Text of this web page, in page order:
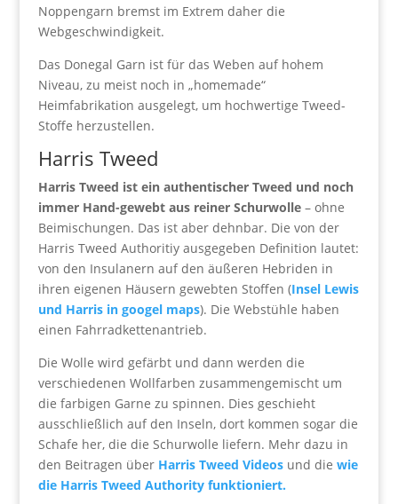
Noppengarn bremst im Extrem daher die
Webgeschwindigkeit.
Das Donegal Garn ist für das Weben auf hohem
Niveau, zu meist noch in „homemade“
Heimfabrikation ausgelegt, um hochwertige Tweed-
Stoffe herzustellen.
Harris Tweed
Harris Tweed ist ein authentischer Tweed und noch
immer Hand-gewebt aus reiner Schurwolle– ohne
Beimischungen. Das ist aber dehnbar. Die von der
Harris Tweed Authoritiy ausgegeben Definition lautet:
von den Insulanern auf den äußeren Hebriden in
ihren eigenen Häusern gewebten Stoffen (Insel Lewis
und Harris in googel maps). Die Webstühle haben
einen Fahrradkettenantrieb.
Die Wolle wird gefärbt und dann werden die
verschiedenen Wollfarben zusammengemischt um
die farbigen Garne zu spinnen. Dies geschieht
ausschließlich auf den Inseln, dort kommen sogar die
Schafe her, die die Schurwolle liefern. Mehr dazu in
den Beitragen über Harris Tweed Videos und die wie
die Harris Tweed Authority funktioniert.